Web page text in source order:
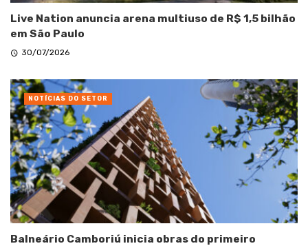
Live Nation anuncia arena multiuso de R$ 1,5 bilhão
em São Paulo
30/07/2026
Balneário Camboriú inicia obras do primeiro
NOTÍCIAS DO SETOR